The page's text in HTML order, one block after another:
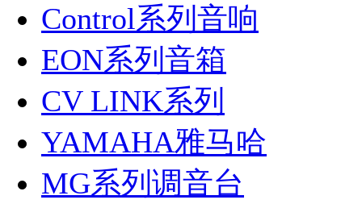
Control系列音响
EON系列音箱
CV LINK系列
YAMAHA雅马哈
MG系列调音台